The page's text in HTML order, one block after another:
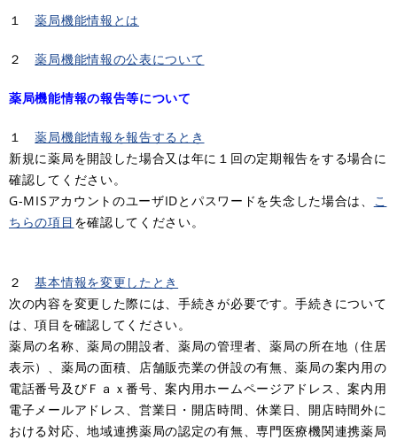
１薬局機能情報とは
２薬局機能情報の公表について
薬局機能情報の報告等について
１薬局機能情報を報告するとき
新規に薬局を開設した場合又は年に１回の定期報告をする場合に
確認してください。
G-MISアカウントのユーザIDとパスワードを失念した場合は、
こ
ちらの項目 を確認してください。
２基本情報を変更したとき
次の内容を変更した際には、手続きが必要です。手続きについて
は、項目を確認してください。
薬局の名称、薬局の開設者、薬局の管理者、薬局の所在地（住居
表示）、薬局の面積、店舗販売業の併設の有無、薬局の案内用の
電話番号及びＦａｘ番号、案内用ホームページアドレス、案内用
電子メールアドレス、営業日・開店時間、休業日、開店時間外に
おける対応、地域連携薬局の認定の有無、専門医療機関連携薬局